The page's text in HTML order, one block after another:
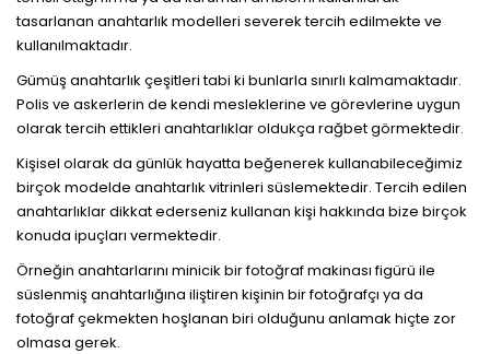
tasarlanan anahtarlık modelleri severek tercih edilmekte ve
kullanılmaktadır.
Gümüş anahtarlık çeşitleri tabi ki bunlarla sınırlı kalmamaktadır.
Polis ve askerlerin de kendi mesleklerine ve görevlerine uygun
olarak tercih ettikleri anahtarlıklar oldukça rağbet görmektedir.
Kişisel olarak da günlük hayatta beğenerek kullanabileceğimiz
birçok modelde anahtarlık vitrinleri süslemektedir. Tercih edilen
anahtarlıklar dikkat ederseniz kullanan kişi hakkında bize birçok
konuda ipuçları vermektedir.
Örneğin anahtarlarını minicik bir fotoğraf makinası figürü ile
süslenmiş anahtarlığına iliştiren kişinin bir fotoğrafçı ya da
fotoğraf çekmekten hoşlanan biri olduğunu anlamak hiçte zor
olmasa gerek.